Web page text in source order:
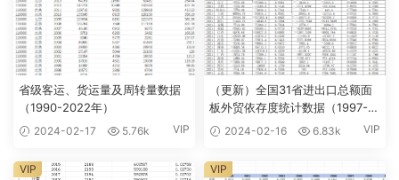
省级客运、货运量及周转量数据
（1990-2022年）
2024-02-17 5.76k VIP
（更新）全国31省进出口总额面
板外贸依存度统计数据（1997-
2022年）
2024-02-16 6.83k VIP
VIP VIP